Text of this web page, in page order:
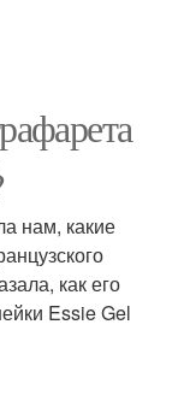
нам, какие
как его
Essie Gel